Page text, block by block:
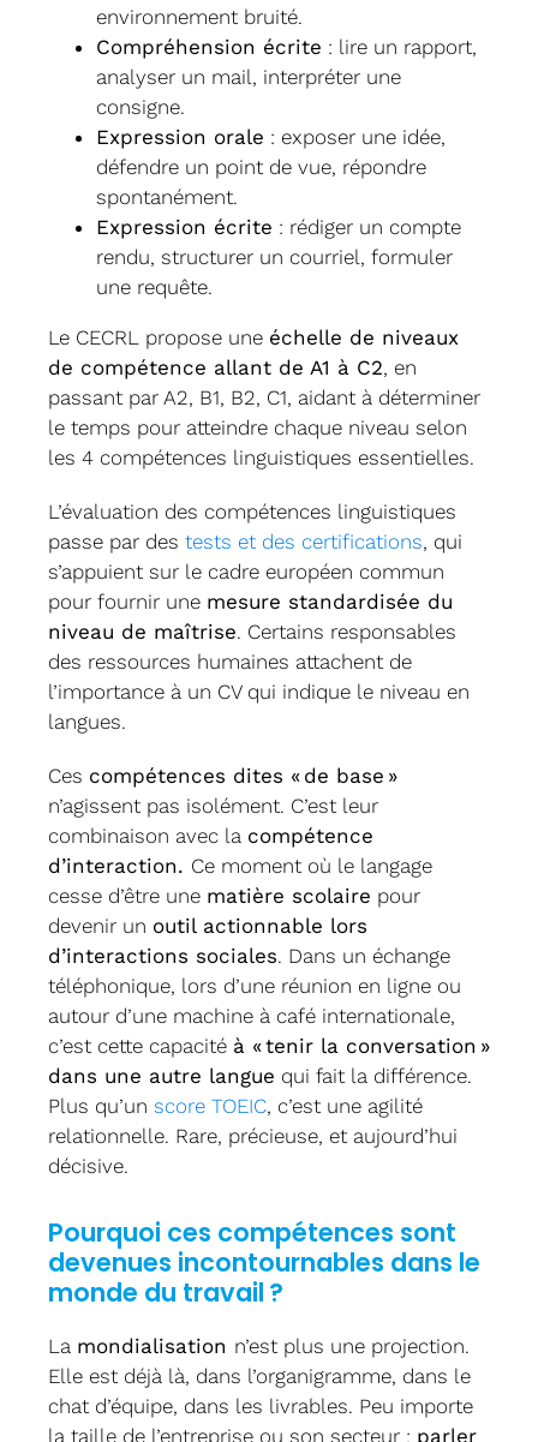
environnement bruité.
Compréhension écrite : lire un rapport,
analyser un mail, interpréter une
consigne.
Expression orale : exposer une idée,
défendre un point de vue, répondre
spontanément.
Expression écrite : rédiger un compte
rendu, structurer un courriel, formuler
une requête.
Le CECRL propose une échelle de niveaux
de compétence allant de A1 à C2, en
passant par A2, B1, B2, C1, aidant à déterminer
le temps pour atteindre chaque niveau selon
les 4 compétences linguistiques essentielles.
L’évaluation des compétences linguistiques
passe par des tests et des certifications, qui
s’appuient sur le cadre européen commun
pour fournir une mesure standardisée du
niveau de maîtrise. Certains responsables
des ressources humaines attachent de
l’importance à un CV qui indique le niveau en
langues.
Ces compétences dites « de base »
n’agissent pas isolément. C’est leur
combinaison avec la compétence
d’interaction. Ce moment où le langage
cesse d’être une matière scolaire pour
devenir un outil actionnable lors
d’interactions sociales. Dans un échange
téléphonique, lors d’une réunion en ligne ou
autour d’une machine à café internationale,
c’est cette capacité à « tenir la conversation »
dans une autre langue qui fait la différence.
Plus qu’un score TOEIC, c’est une agilité
relationnelle. Rare, précieuse, et aujourd’hui
décisive.
Pourquoi ces compétences sont
devenues incontournables dans le
monde du travail ?
La mondialisation n’est plus une projection.
Elle est déjà là, dans l’organigramme, dans le
chat d’équipe, dans les livrables. Peu importe
la taille de l’entreprise ou son secteur : parler